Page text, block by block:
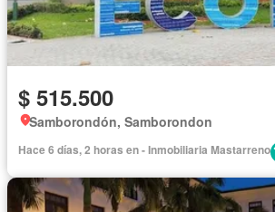
$ 515.500
Samborondón, Samborondon
Hace 6 días, 2 horas en - Inmobiliaria Mastarreno